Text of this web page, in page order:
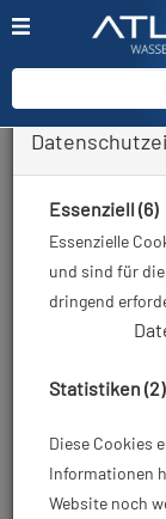
Essenziell (6)
Essenzielle
und sind für
dringend
Statistiken (2)
Diese Cookies
Informationen
Website noch